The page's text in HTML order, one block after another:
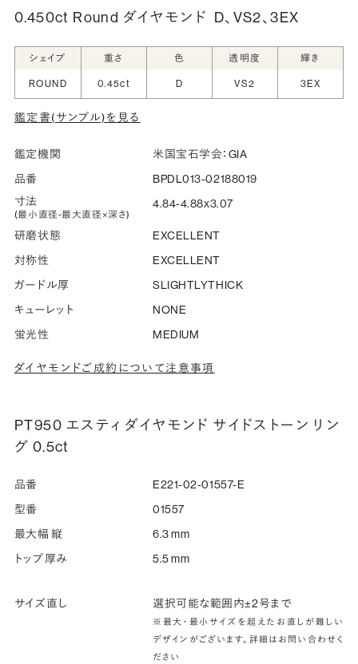
シークレットストーン：指輪の内側に留める宝石のこ
と
指輪の内側に、誕生石やピンクダイヤモンドなど、お好みの
宝石を選んでセッティングすることができます。ショッピング
詳しく見る
0.450ct Round ダイヤモンド D、VS2、3EX
シェイプ 重さ 色 透明度 輝き
ROUND 0.45ct D VS2 3EX
鑑定書(サンプル)を見る
鑑定機関
米国宝石学会：GIA
品番
BPDL013-02188019
寸法
(最小直径-最大直径×深さ)
4.84-4.88x3.07
研磨状態
EXCELLENT
対称性
EXCELLENT
ガードル厚
SLIGHTLYTHICK
キューレット
NONE
蛍光性
MEDIUM
ダイヤモンドご成約について注意事項
PT950 エスティ ダイヤモンド サイドストーン リン
グ 0.5ct
品番
E221-02-01557-E
型番
01557
最大幅 縦
6.3 mm
トップ厚み
5.5 mm
サイズ直し 選択可能な範囲内±2号まで
※最大・最小サイズを超えたお直しが難しい
デザインがございます。詳細はお問い合わせく
ださい